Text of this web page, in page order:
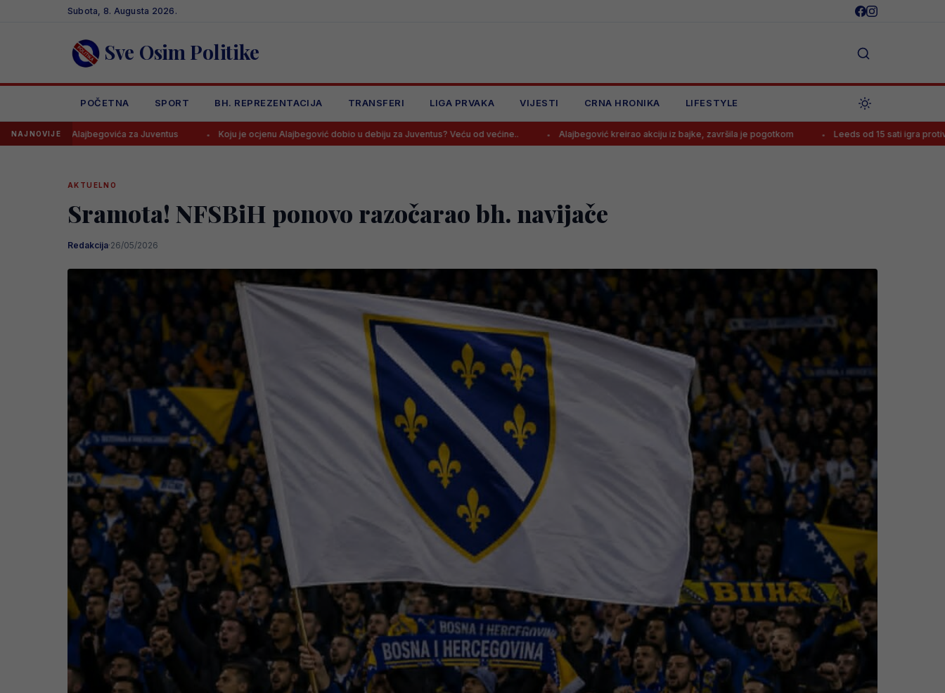
Subota, 8. Augusta 2026.
Sve Osim Politike
POČETNA SPORT BH. REPREZENTACIJA TRANSFERI LIGA PRVAKA VIJESTI CRNA HRONIKA LIFESTYLE
NAJNOVIJEza Juventus Koju je ocjenu Alajbegović dobio u debiju za Juventus? Veću od većine.. Alajbegović kreirao akciju iz bajke, završila je pogotkom Leeds od 15 sati igra protiv Leipziga, poznat
AKTUELNO
Sramota! NFSBiH ponovo razočarao bh. navijače
Redakcija·26/05/2026